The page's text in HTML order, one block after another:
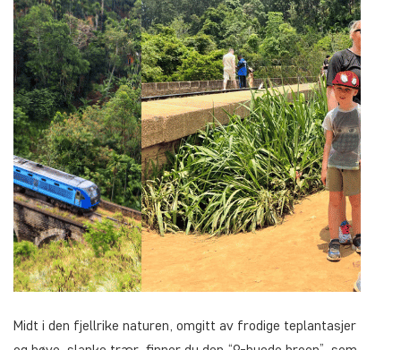
Midt i den fjellrike naturen, omgitt av frodige teplantasjer